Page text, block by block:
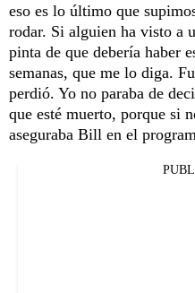
eso es lo último que
rodar. Si alguien ha visto a
pinta de que debería haber
semanas, que me lo diga.
perdió. Yo no paraba de
que esté muerto, porque si
aseguraba Bill en el